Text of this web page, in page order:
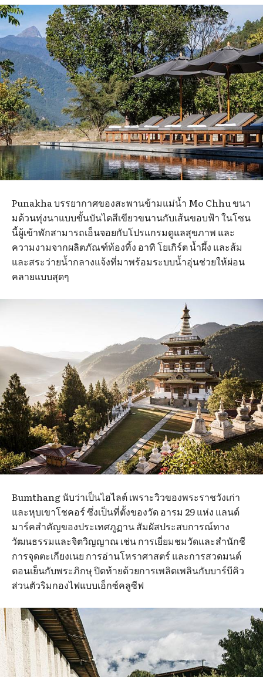
Punakha บรรยากาศของสะพานข้ามแม่น้ำ Mo Chhu ขนา
มด้วนทุ่งนาแบบขั้นบันไดสีเขียวขนานกับเส้นขอบฟ้า ในโซน
นี้ผู้เข้าพักสามารถเอ็นจอยกับโปรแกรมดูแลสุขภาพ และ
ความงามจากผลิตภัณฑ์ท้องทิ้ง อาทิ โยเกิร์ต น้ำผึ้ง และส้ม
และสระว่ายน้ำกลางแจ้งที่มาพร้อมระบบน้ำอุ่นช่วยให้ผ่อน
คลายแบบสุดๆ
Bumthang นับว่าเป็นไฮไลต์ เพราะวิวของพระราชวังเก่า
และหุบเขาโชคอร์ ซึ่งเป็นที่ตั้งของวัด อารม 29 แห่ง แลนด์
มาร์คสำคัญของประเทศภูฏาน สัมผัสประสบการณ์ทาง
วัฒนธรรมและจิตวิญญาณ เช่น การเยี่ยมชมวัดและสำนักชี
การจุดตะเกียงเนย การอ่านโหราศาสตร์ และการสวดมนต์
ตอนเย็นกับพระภิกษุ ปิดท้ายด้วยการเพลิดเพลินกับบาร์บีคิว
ส่วนตัวริมกองไฟแบบเอ็กซ์คลูซีฟ